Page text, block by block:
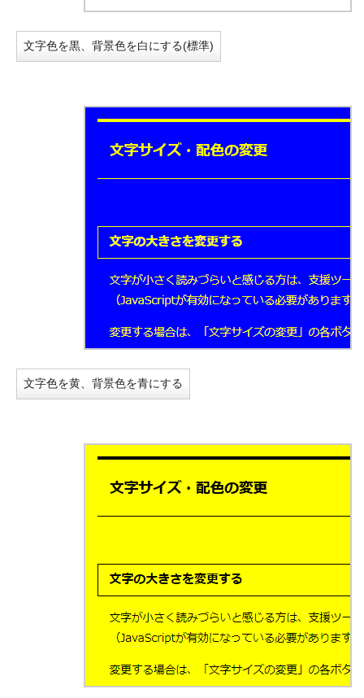
文字色を黒、背景色を白にする(標準)
文字色を黄、背景色を青にする